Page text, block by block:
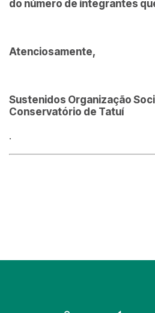
do número de integrantes
Atenciosamente,
Sustenidos Organização
Conservatório de Tatuí
.